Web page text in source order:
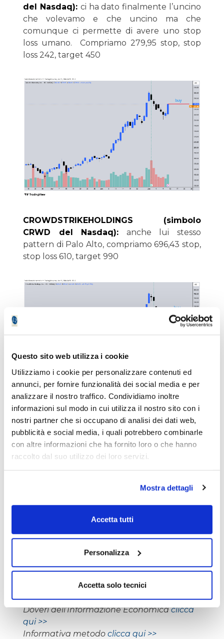
Questo sito web utilizza i cookie
Utilizziamo i cookie per personalizzare contenuti ed
annunci, per fornire funzionalità dei social media e per
analizzare il nostro traffico. Condividiamo inoltre
informazioni sul modo in cui utilizza il nostro sito con i
nostri partner che si occupano di analisi dei dati web,
pubblicità e social media, i quali potrebbero combinarle
con altre informazioni che ha fornito loro o che hanno
raccolto dal suo utilizzo dei loro servizi.
Mostra dettagli
Accetta tutti
Personalizza
Accetta solo tecnici
del Nasdaq): ci ha dato finalmente l’uncino
che volevamo e che uncino ma che
comunque ci permette di avere uno stop
loss umano. Compriamo 279,95 stop, stop
loss 242, target 450
CROWDSTRIKEHOLDINGS (simbolo
CRWD del Nasdaq): anche lui stesso
pattern di Palo Alto, compriamo 696,43 stop,
stop loss 610, target 990
MICRON:il 24 giugno arrivano i risultati di
bilancio e i ragazzi sono nervosi e non vorrei
finisce come broadcom quindi per il
momento stiamo alla porta anche se su
questa azione l’uncino di sta tutto.
all’Ordine dei Giornalisti e non detiene gli
strumenti oggetto delle sue analisi.
Il nostro giornale rispetta la Carta dei
Doveri dell’Informazione Economicaclicca
qui >>
Informativa metodo clicca qui >>